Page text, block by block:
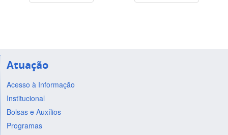
Atuação
Acesso à Informação
Institucional
Bolsas e Auxílios
Programas